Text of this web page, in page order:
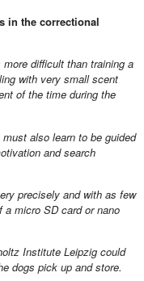
in the correctional
difficult than training a
with very small scent
of the time during the
also learn to be guided
and search
precisely and with as few
micro SD card or nano
Institute Leipzig could
dogs pick up and store.